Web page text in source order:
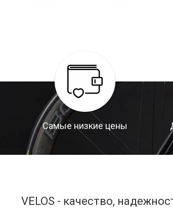
Самые низкие цены
VELOS - качество,